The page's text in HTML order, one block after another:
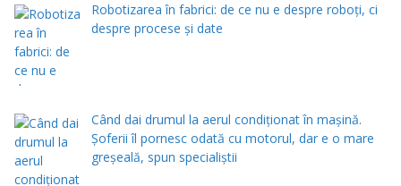
Robotizarea în fabrici: de ce nu e despre roboți, ci
despre procese și date
Când dai drumul la aerul condiţionat în maşină.
Şoferii îl pornesc odată cu motorul, dar e o mare
greşeală, spun specialiştii